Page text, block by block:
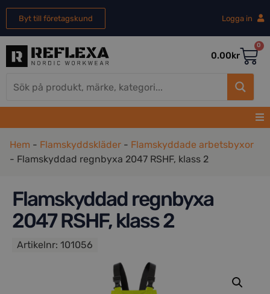
Byt till företagskund Logga in
0.00kr
0
Hem - Flamskyddskläder - Flamskyddade arbetsbyxor
- Flamskyddad regnbyxa 2047 RSHF, klass 2
Flamskyddad regnbyxa
2047 RSHF, klass 2
Artikelnr: 101056